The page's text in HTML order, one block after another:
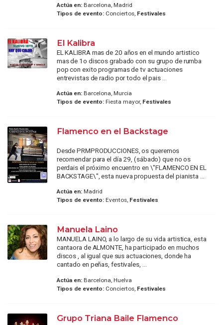
Actúa en:Barcelona, Madrid
Tipos de evento:Conciertos, Festivales
El Kalibra
EL KALIBRA mas de 20 años en el mundo artistico
mas de 1o discos grabado con su grupo de rumba
pop con exito programas de tv actuaciones
entrevistas de radio por todo el pais ...
Actúa en:Barcelona, Murcia
Tipos de evento:Fiesta mayor, Festivales
Flamenco en el Backstage
Desde PRMPRODUCCIONES, os queremos
recomendar para el día 29, (sábado) que no os
perdais el próximo encuentro en \"FLAMENCO EN EL
BACKSTAGE\", esta nueva propuesta del pianista ...
Actúa en:Madrid
Tipos de evento:Eventos, Festivales
Manuela Laino
MANUELA LAINO, a lo largo de su vida artistica, esta
cantaora de ALMONTE, ha participado en muchos
discos , al igual que sus actuaciones, donde ha
cantado en peñas, festivales, ...
Actúa en:Barcelona, Huelva
Tipos de evento:Conciertos, Festivales
Grupo Triana Baile Flamenco